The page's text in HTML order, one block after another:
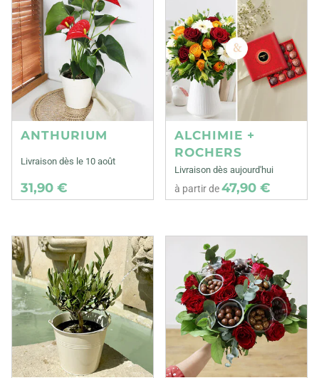
ANTHURIUM
Livraison dès le 10 août
31,90 €
ALCHIMIE +
ROCHERS
Livraison dès aujourd'hui
à partir de47,90 €